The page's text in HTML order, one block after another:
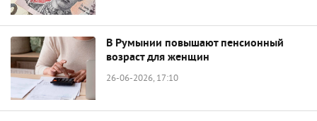
В Румынии повышают пенсионный
возраст для женщин
26-06-2026, 17:10